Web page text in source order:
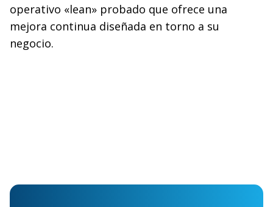
operativo «lean» probado que ofrece una
mejora continua diseñada en torno a su
negocio.